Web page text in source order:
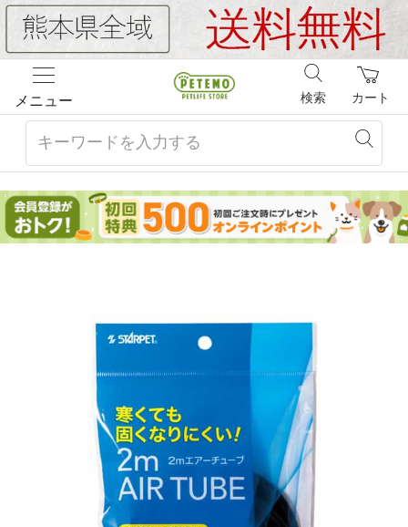
メニュー カート
検索